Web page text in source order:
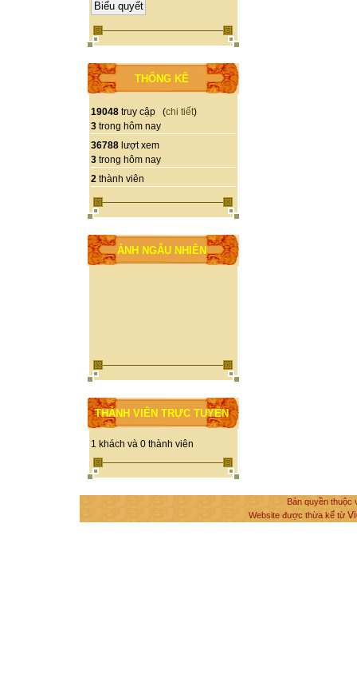
THỐNG KÊ
19048 truy cập (chi tiết)
3 trong hôm nay
36788 lượt xem
3 trong hôm nay
2 thành viên
ẢNH NGẪU NHIÊN
THÀNH VIÊN TRỰC TUYẾN
1 khách và 0 thành viên
Bản quyền thuộc
Website được thừa kế từ